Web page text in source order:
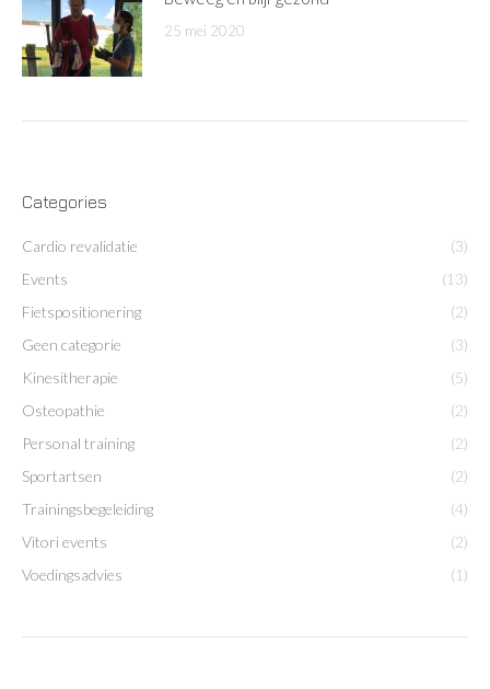
25 mei 2020
Categories
Cardio revalidatie
(3)
Events
(13)
Fietspositionering
(2)
Geen categorie
(3)
Kinesitherapie
(5)
Osteopathie
(2)
Personal training
(2)
Sportartsen
(2)
Trainingsbegeleiding
(4)
Vitori events
(2)
Voedingsadvies
(1)